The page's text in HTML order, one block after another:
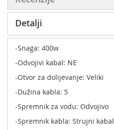
Detalji
-Snaga: 400w
-Odvojivi kabal: NE
-Otvor za dolijevanje: Veliki
-Dužina kabla: 5
-Spremnik za vodu: Odvojivo
-Spremnik kabla: Strujni kabal